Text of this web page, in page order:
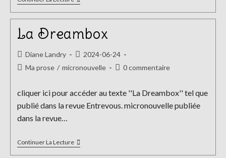
La Dreambox
Auteur/autrice
de
Diane Landry
Publication
publiée :
2024-06-24
PostMa prose / micronouvelle
Commentaires
publication :
0 commentaire
cliquer ici pour accéder au texte ''La Dreambox'' tel que
publié dans la revue Entrevous. micronouvelle publiée
dans la revue…
Continuer La LectureLa
Dreambox